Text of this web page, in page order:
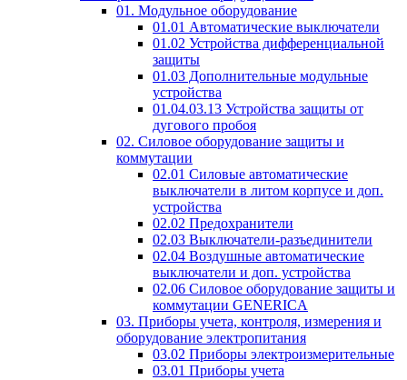
01. Модульное оборудование
01.01 Автоматические выключатели
01.02 Устройства дифференциальной
защиты
01.03 Дополнительные модульные
устройства
01.04.03.13 Устройства защиты от
дугового пробоя
02. Силовое оборудование защиты и
коммутации
02.01 Силовые автоматические
выключатели в литом корпусе и доп.
устройства
02.02 Предохранители
02.03 Выключатели-разъединители
02.04 Воздушные автоматические
выключатели и доп. устройства
02.06 Силовое оборудование защиты и
коммутации GENERICA
03. Приборы учета, контроля, измерения и
оборудование электропитания
03.02 Приборы электроизмерительные
03.01 Приборы учета